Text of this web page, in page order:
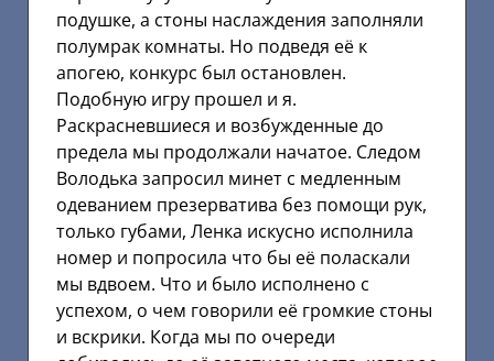
подушке, а стоны наслаждения заполняли
полумрак комнаты. Но подведя её к
апогею, конкурс был остановлен.
Подобную игру прошел и я.
Раскрасневшиеся и возбужденные до
предела мы продолжали начатое. Следом
Володька запросил минет с медленным
одеванием презерватива без помощи рук,
только губами, Ленка искусно исполнила
номер и попросила что бы её поласкали
мы вдвоем. Что и было исполнено с
успехом, о чем говорили её громкие стоны
и вскрики. Когда мы по очереди